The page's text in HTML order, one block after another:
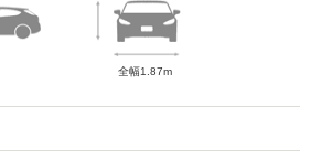
全幅1.87m